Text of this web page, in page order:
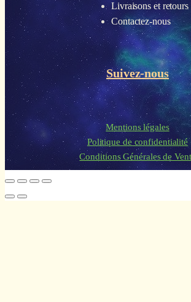
Livraisons et retours
Contactez-nous
Suivez-nous
Mentions légales
Politique de confidentialité
Conditions Générales de